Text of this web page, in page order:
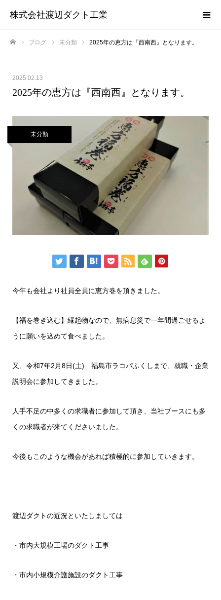
株式会社渡辺ダクト工業
ブログ 未分類 2025年の恵方は『西南西』となります。
2025.02.13
2025年の恵方は『西南西』となります。
未分類
今年も会社より社員全員に恵方巻を頂きました。
【福を巻き込む】縁起物なので、無病息災で一年間過ごせるよ
うに願いを込めて食べました。
又、令和7年2月8日(土) 福島市ラコパふくしまで、就職・企業
説明会に参加してきました。
人手不足の中多くの求職者に参加して頂き、当社ブースにも多
くの求職者が来てくださいました。
今後もこのような機会があれば積極的に参加していきます。
渡辺ダクトの近況といたしましては
・市内大規模工場のダクト工事
・市内小規模介護施設のダクト工事